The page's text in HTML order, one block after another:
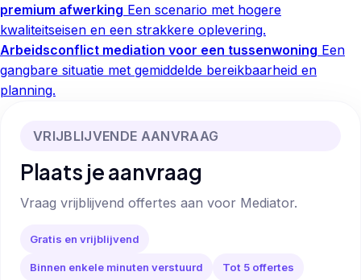
premium afwerking Een scenario met hogere
kwaliteitseisen en een strakkere oplevering.
Arbeidsconflict mediation voor een tussenwoning Een
gangbare situatie met gemiddelde bereikbaarheid en
planning.
VRIJBLIJVENDE AANVRAAG
Plaats je aanvraag
Vraag vrijblijvend offertes aan voor Mediator.
Gratis en vrijblijvend
Binnen enkele minuten verstuurd Tot 5 offertes